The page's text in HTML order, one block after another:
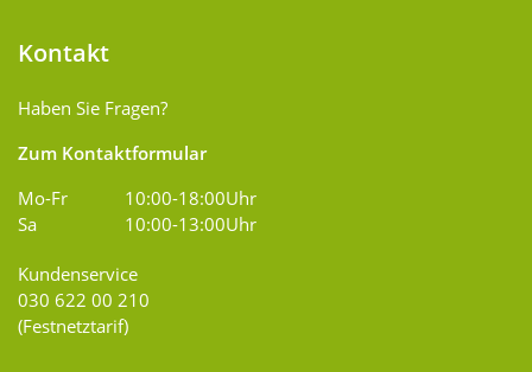
Kontakt
Haben Sie Fragen?
Zum Kontaktformular
Mo-Fr
10:00-18:00Uhr
Sa
10:00-13:00Uhr
Kundenservice
030 622 00 210
(Festnetztarif)